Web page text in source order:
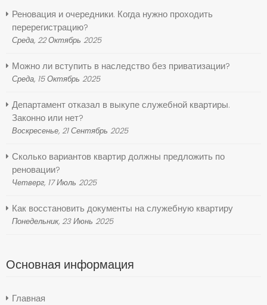
Реновация и очередники. Когда нужно проходить
перерегистрацию?
Среда, 22 Октябрь 2025
Можно ли вступить в наследство без приватизации?
Среда, 15 Октябрь 2025
Департамент отказал в выкупе служебной квартиры.
Законно или нет?
Воскресенье, 21 Сентябрь 2025
Сколько вариантов квартир должны предложить по
реновации?
Четверг, 17 Июль 2025
Как восстановить документы на служебную квартиру
Понедельник, 23 Июнь 2025
Основная информация
Главная